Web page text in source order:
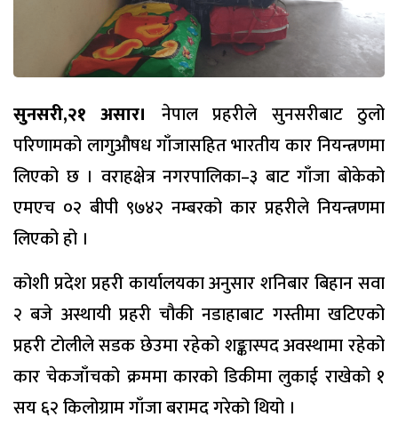
सुनसरी,२१ असार। नेपाल प्रहरीले सुनसरीबाट ठुलो
परिणामको लागुऔषध गाँजासहित भारतीय कार नियन्त्रणमा
लिएको छ । वराहक्षेत्र नगरपालिका–३ बाट गाँजा बोकेको
एमएच ०२ बीपी ९७४२ नम्बरको कार प्रहरीले नियन्त्रणमा
लिएको हो ।
कोशी प्रदेश प्रहरी कार्यालयका अनुसार शनिबार बिहान सवा
२ बजे अस्थायी प्रहरी चौकी नडाहाबाट गस्तीमा खटिएको
प्रहरी टोलीले सडक छेउमा रहेको शङ्कास्पद अवस्थामा रहेको
कार चेकजाँचको क्रममा कारको डिकीमा लुकाई राखेको १
सय ६२ किलोग्राम गाँजा बरामद गरेको थियो ।